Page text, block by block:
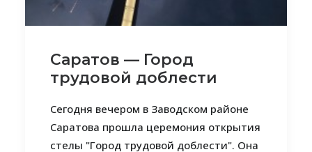
Саратов — Город
трудовой доблести
Сегодня вечером в Заводском районе
Саратова прошла церемония открытия
стелы "Город трудовой доблести". Она